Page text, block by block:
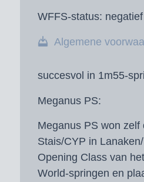
WFFS-status: negatief
Algemene
succesvol in 1m55-
Meganus PS:
Meganus PS won zelf
Stais/CYP in
Opening Class van
World-springen en